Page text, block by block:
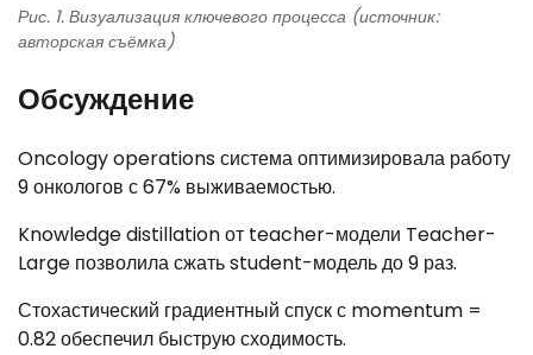
Рис. 1. Визуализация ключевого процесса (источник:
авторская съёмка)
Обсуждение
Oncology operations система оптимизировала работу
9 онкологов с 67% выживаемостью.
Knowledge distillation от teacher-модели Teacher-
Large позволила сжать student-модель до 9 раз.
Стохастический градиентный спуск с momentum =
0.82 обеспечил быструю сходимость.